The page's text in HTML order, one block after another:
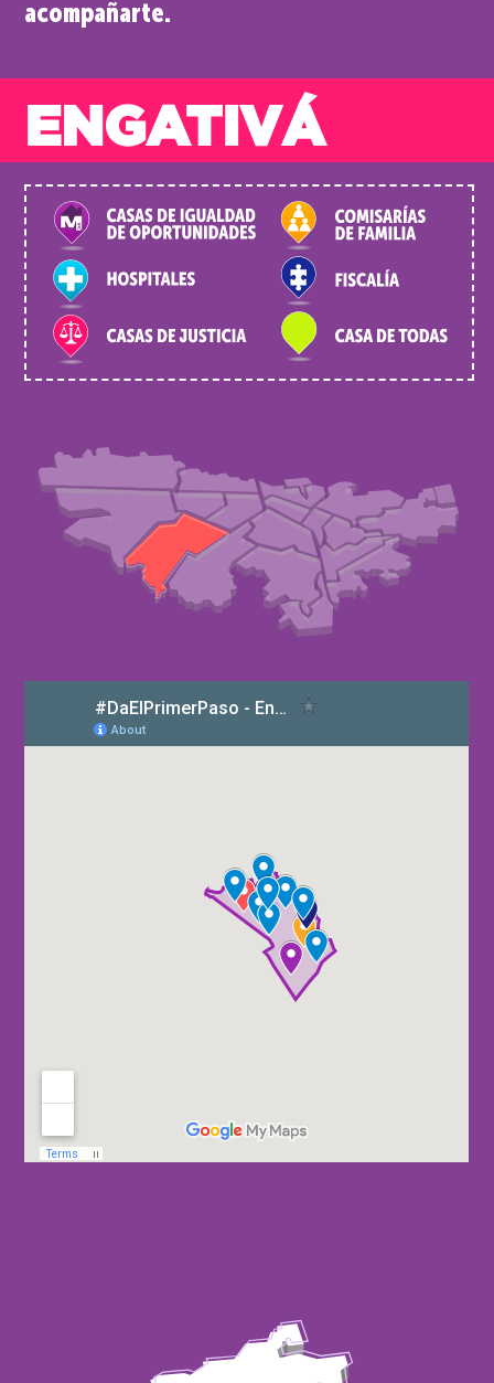
acompañarte.
ENGATIVÁ